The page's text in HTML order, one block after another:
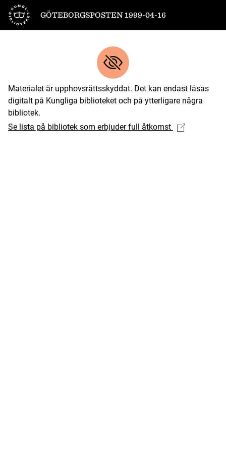
Till startsidan
GÖTEBORGSPOSTEN 1999-04-16
Materialet är upphovsrättsskyddat. Det kan endast läsas
digitalt på Kungliga biblioteket och på ytterligare några
bibliotek.
Se lista på bibliotek som erbjuder full åtkomst